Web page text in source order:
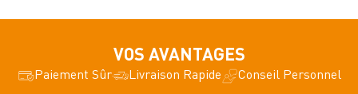
VOS AVANTAGES
Paiement Sûr Livraison Rapide Conseil Personnel